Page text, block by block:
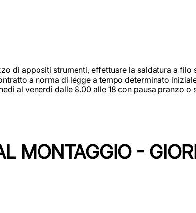
di appositi strumenti, effettuare la saldatura a
a norma di legge a tempo determinato
al venerdì dalle 8.00 alle 18 con pausa pranzo
MONTAGGIO -